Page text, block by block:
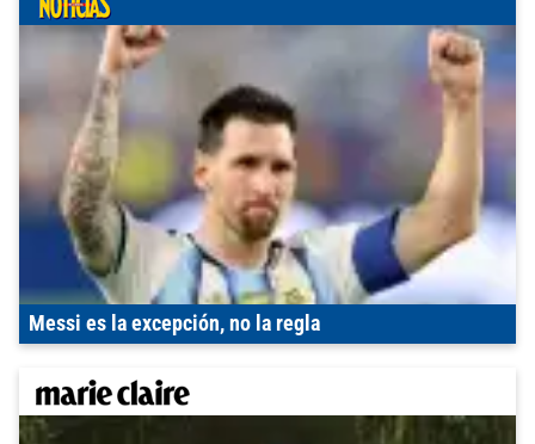
Messi es la excepción, no la regla